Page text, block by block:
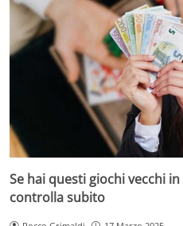
Se hai questi giochi vecchi
controlla subito